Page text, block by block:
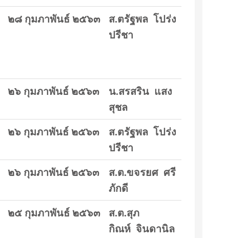
๒๘ กุมภาพันธ์ ๒๕๖๓
ส.ตรัฐพล โปร่ง
ปรีชา
๒๖ กุมภาพันธ์ ๒๕๖๓
น.สรสริน แสง
สุชล
๒๖ กุมภาพันธ์ ๒๕๖๓
ส.ตรัฐพล โปร่ง
ปรีชา
๒๖ กุมภาพันธ์ ๒๕๖๓
ส.ต.ขจรยศ ศรี
ภักดี
๒๕ กุมภาพันธ์ ๒๕๖๓
ส.ต.สุภ
กิณห์ จินดานิล